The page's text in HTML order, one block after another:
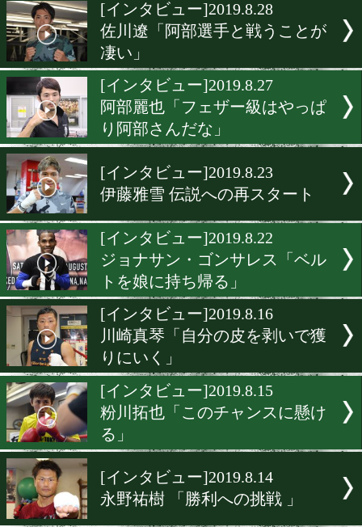
った」
[インタビュー]2019.8.30
野中悠樹「あくまでも世界
指す」
[インタビュー]2019.8.28
佐川遼「阿部選手と戦うこ
凄い」
[インタビュー]2019.8.27
阿部麗也「フェザー級はや
り阿部さんだな」
[インタビュー]2019.8.23
伊藤雅雪 伝説への再スタ
[インタビュー]2019.8.22
ジョナサン・ゴンサレス「
トを娘に持ち帰る」
[インタビュー]2019.8.16